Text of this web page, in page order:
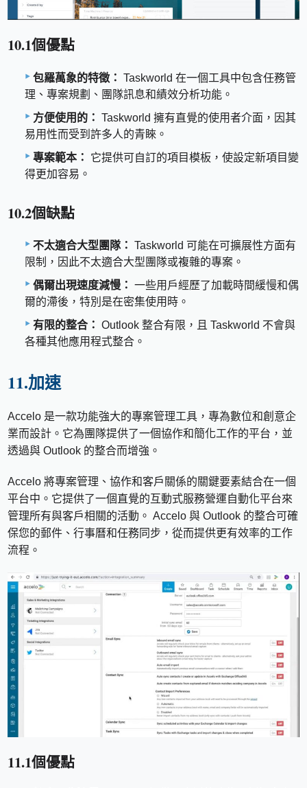
10.1個優點
包羅萬象的特徵： Taskworld 在一個工具中包含任務管
理、專案規劃、團隊訊息和績效分析功能。
方便使用的： Taskworld 擁有直覺的使用者介面，因其
易用性而受到許多人的青睞。
專案範本：
它提供可自訂的項目模板，使設定新項目變
得更加容易。
10.2個缺點
不太適合大型團隊： Taskworld 可能在可擴展性方面有
限制，因此不太適合大型團隊或複雜的專案。
偶爾出現速度減慢： 一些用戶經歷了加載時間緩慢和偶
爾的滯後，特別是在密集使用時。
有限的整合： Outlook 整合有限，且 Taskworld 不會與
各種其他應用程式整合。
11.加速
Accelo 是一款功能強大的專案管理工具，專為數位和創意企
業而設計。它為團隊提供了一個協作和簡化工作的平台，並
透過與 Outlook 的整合而增強。
Accelo 將專案管理、協作和客戶關係的關鍵要素結合在一個
平台中。它提供了一個直覺的互動式服務營運自動化平台來
管理所有與客戶相關的活動。 Accelo 與 Outlook 的整合可確
保您的郵件、行事曆和任務同步，從而提供更有效率的工作
流程。
11.1個優點